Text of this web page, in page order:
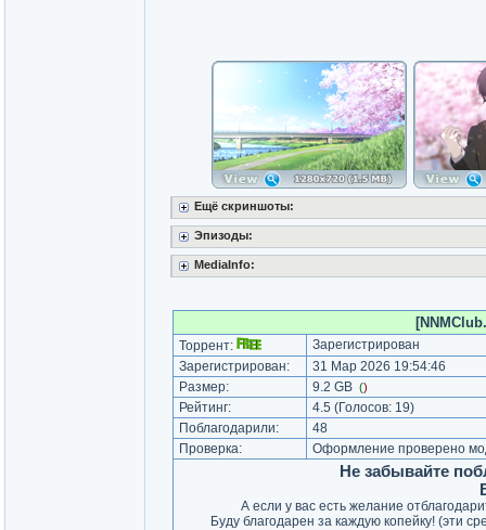
Ещё скриншоты:
Эпизоды:
MediaInfo:
Торрент:
Зарегистрирован
Зарегистрирован:
31 Мар 2026 19:54:46
Размер:
9.2 GB ()
Рейтинг: 4.5 (Голосов: 19)
Поблагодарили:
48
Проверка:
Оформление проверено
Не забывайте
А если у вас есть желание
Буду благодарен за каждую копейку! (эти